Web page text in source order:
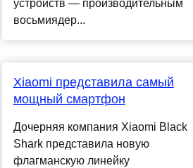
устройств — производительным
восьмиядер...
Xiaomi представила самый
мощный смартфон
Дочерняя компания Xiaomi Black
Shark представила новую
флагманскую линейку